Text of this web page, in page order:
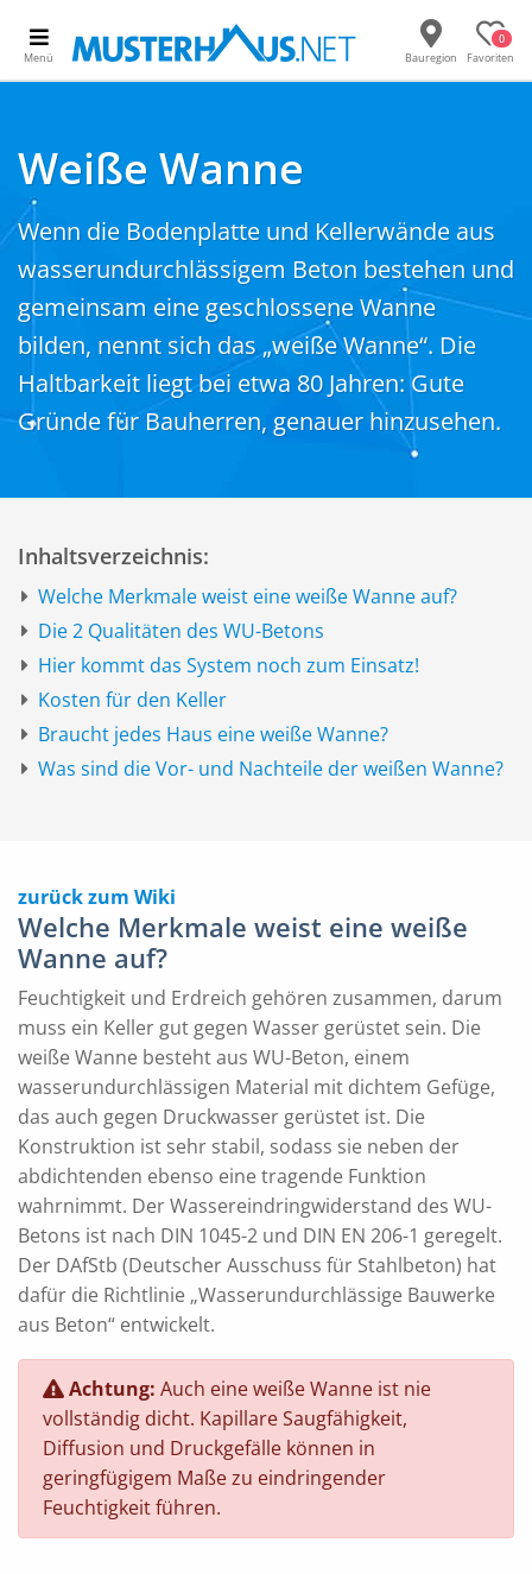
Menü Bauregion
0
Favoriten
Weiße Wanne
Wenn die Bodenplatte und Kellerwände aus
wasserundurchlässigem Beton bestehen und
gemeinsam eine geschlossene Wanne
bilden, nennt sich das „weiße Wanne“. Die
Haltbarkeit liegt bei etwa 80 Jahren: Gute
Gründe für Bauherren, genauer hinzusehen.
Inhaltsverzeichnis:
Welche Merkmale weist eine weiße Wanne auf?
Die 2 Qualitäten des WU-Betons
Hier kommt das System noch zum Einsatz!
Kosten für den Keller
Braucht jedes Haus eine weiße Wanne?
Was sind die Vor- und Nachteile der weißen Wanne?
zurück zum Wiki
Welche Merkmale weist eine weiße
Wanne auf?
Feuchtigkeit und Erdreich gehören zusammen, darum
muss ein Keller gut gegen Wasser gerüstet sein. Die
weiße Wanne besteht aus WU-Beton, einem
wasserundurchlässigen Material mit dichtem Gefüge,
das auch gegen Druckwasser gerüstet ist. Die
Konstruktion ist sehr stabil, sodass sie neben der
abdichtenden ebenso eine tragende Funktion
wahrnimmt. Der Wassereindringwiderstand des WU-
Betons ist nach DIN 1045-2 und DIN EN 206-1 geregelt.
Der DAfStb (Deutscher Ausschuss für Stahlbeton) hat
dafür die Richtlinie „Wasserundurchlässige Bauwerke
aus Beton“ entwickelt.
Achtung: Auch eine weiße Wanne ist nie
vollständig dicht. Kapillare Saugfähigkeit,
Diffusion und Druckgefälle können in
geringfügigem Maße zu eindringender
Feuchtigkeit führen.